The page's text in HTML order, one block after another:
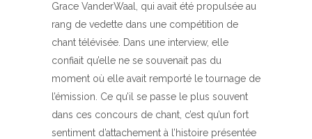
Grace VanderWaal, qui avait été propulsée au
rang de vedette dans une compétition de
chant télévisée. Dans une interview, elle
confiait qu’elle ne se souvenait pas du
moment où elle avait remporté le tournage de
l’émission. Ce qu’il se passe le plus souvent
dans ces concours de chant, c’est qu’un fort
sentiment d’attachement à l’histoire présentée